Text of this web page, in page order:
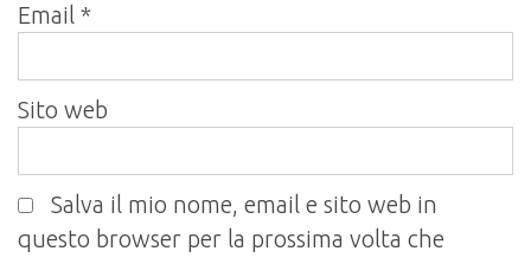
Email *
Sito web
Salva il mio nome, email e sito web in
questo browser per la prossima volta che